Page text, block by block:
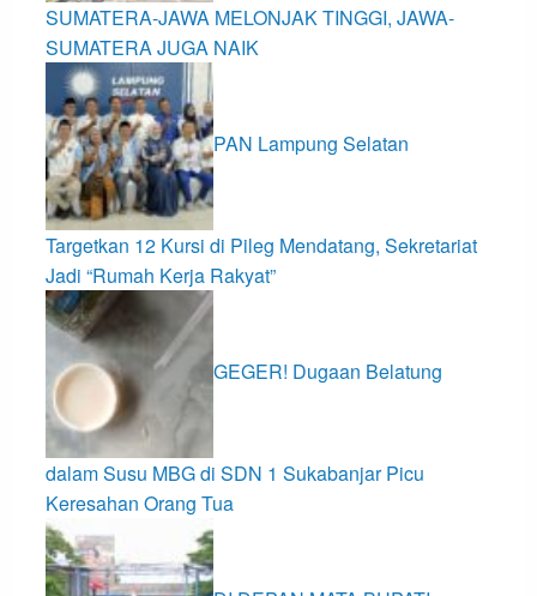
SUMATERA-JAWA MELONJAK TINGGI, JAWA-
SUMATERA JUGA NAIK
PAN Lampung Selatan
Targetkan 12 Kursi di Pileg Mendatang, Sekretariat
Jadi “Rumah Kerja Rakyat”
GEGER! Dugaan Belatung
dalam Susu MBG di SDN 1 Sukabanjar Picu
Keresahan Orang Tua